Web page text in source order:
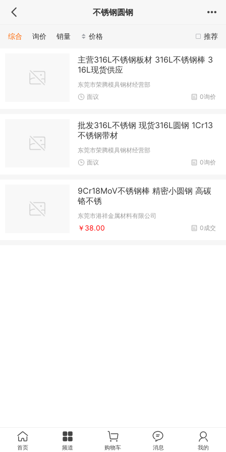
不锈钢圆钢
推荐
综合 询价 销量 价格
主营316L不锈钢板材 316L不锈钢棒 3
16L现货供应
东莞市荣腾模具钢材经营部
0询价
面议
批发316L不锈钢 现货316L圆钢 1Cr13
不锈钢带材
东莞市荣腾模具钢材经营部
0询价
面议
9Cr18MoV不锈钢棒 精密小圆钢 高碳
铬不锈
东莞市港祥金属材料有限公司
0成交
￥38.00
首页 频道 购物车 消息 我的